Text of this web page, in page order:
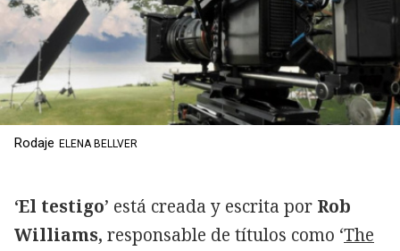
Rodaje ELENA BELLVER
‘El testigo’ está creada y escrita por Rob
Williams, responsable de títulos como ‘The